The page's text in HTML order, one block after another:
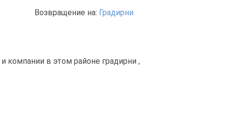
Возвращение на: Градирни
в этом районе градирни ,